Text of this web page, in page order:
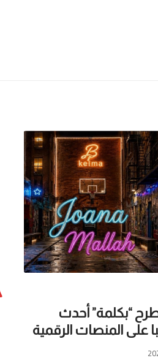
“بكلمة” أحدث
على المنصات الرقمية